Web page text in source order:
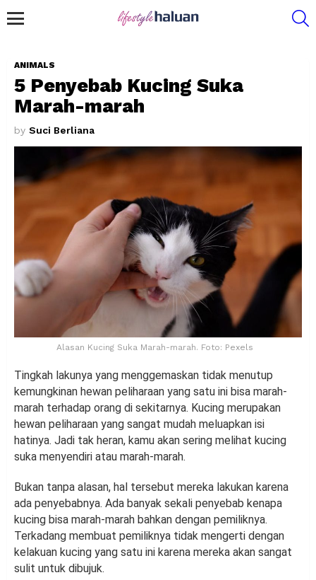
ANIMALS
5 Penyebab Kucing Suka
Marah-marah
by Suci Berliana
Alasan Kucing Suka Marah-marah. Foto: Pexels
Tingkah lakunya yang menggemaskan tidak menutup
kemungkinan hewan peliharaan yang satu ini bisa marah-
marah terhadap orang di sekitarnya. Kucing merupakan
hewan peliharaan yang sangat mudah meluapkan isi
hatinya. Jadi tak heran, kamu akan sering melihat kucing
suka menyendiri atau marah-marah.
Bukan tanpa alasan, hal tersebut mereka lakukan karena
ada penyebabnya. Ada banyak sekali penyebab kenapa
kucing bisa marah-marah bahkan dengan pemiliknya.
Terkadang membuat pemiliknya tidak mengerti dengan
kelakuan kucing yang satu ini karena mereka akan sangat
sulit untuk dibujuk.